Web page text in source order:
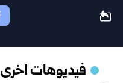
فيديوهات اخرى